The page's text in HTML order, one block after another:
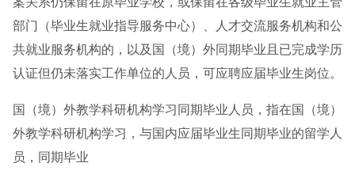
部门（毕业生就业指导服务中心）、人才交流服务机构和公
共就业服务机构的，以及国（境）外同期毕业且已完成学历
认证但仍未落实工作单位的人员，可应聘应届毕业生岗位。
国（境）外教学科研机构学习同期毕业人员，指在国（境）
外教学科研机构学习，与国内应届毕业生同期毕业的留学人
员，同期毕业